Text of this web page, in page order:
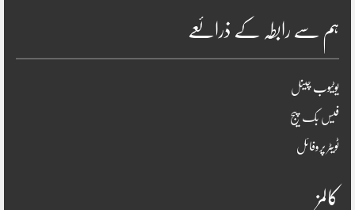
ہم سے رابطہ کے ذرائعے
یوٹیوب چینل
فیس بک پیج
ٹویٹر پروفائل
کالمز